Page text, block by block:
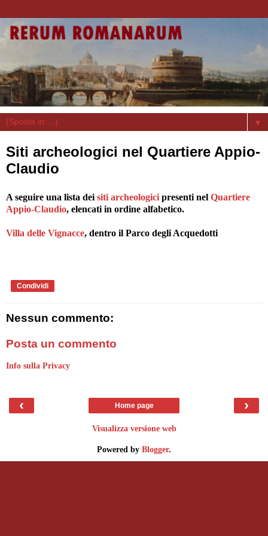
▼
Siti archeologici nel Quartiere Appio-
Claudio
A seguire una lista dei siti archeologici presenti nel Quartiere
Appio-Claudio, elencati in ordine alfabetico.
Villa delle Vignacce, dentro il Parco degli Acquedotti
Condividi
Nessun commento:
Posta un commento
Info sulla Privacy
‹ ›
Home page
Visualizza versione web
Powered by Blogger.